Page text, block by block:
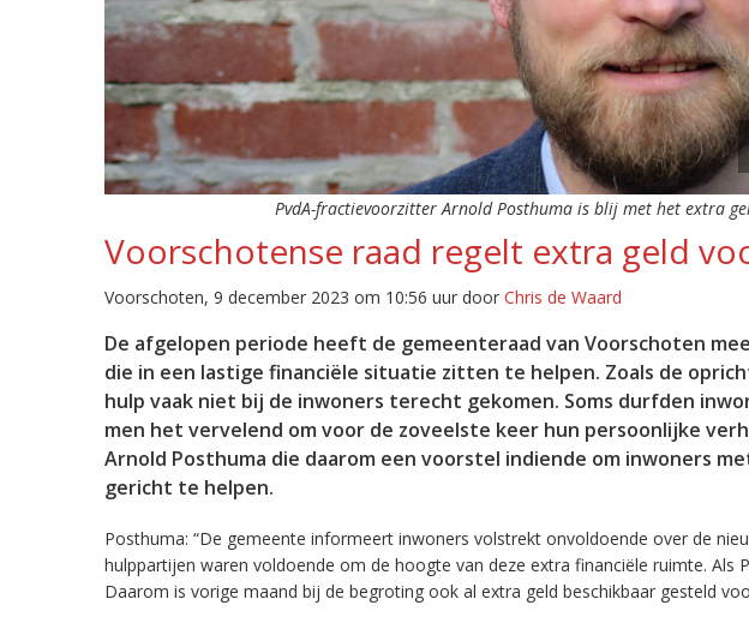
PvdA-fractievoorzitter Arnold Posthuma is blij met het extra
Voorschotense raad regelt extra geld
Voorschoten, 9 december 2023 om 10:56 uur door Chris de Waard
De afgelopen periode heeft de gemeenteraad van Voorschoten
die in een lastige financiële situatie zitten te helpen. Zoals de
hulp vaak niet bij de inwoners terecht gekomen. Soms durfden
men het vervelend om voor de zoveelste keer hun persoonlijke
Arnold Posthuma die daarom een voorstel indiende om inwoners
gericht te helpen.
Posthuma: “De gemeente informeert inwoners volstrekt onvoldoende over de
hulppartijen waren voldoende om de hoogte van deze extra financiële ruimte. Als
Daarom is vorige maand bij de begroting ook al extra geld beschikbaar gesteld